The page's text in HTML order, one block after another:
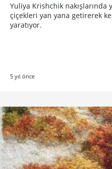
Yuliya Krishchik nakışlarında
çiçekleri yan yana getirerek
yaratıyor.
5 yıl önce